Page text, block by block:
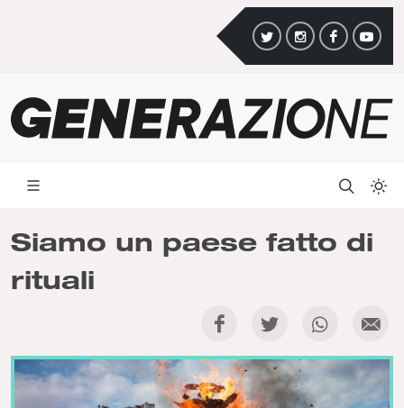
Siamo un paese fatto di
rituali